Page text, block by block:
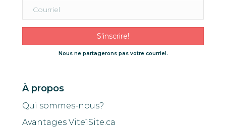
S'inscrire!
Nous ne partagerons pas votre courriel.
À propos
Qui sommes-nous?
Avantages Vite1Site.ca